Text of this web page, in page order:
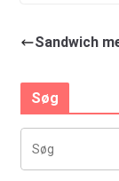
Sandwich
Søg